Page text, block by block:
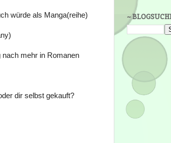
würde als Manga(reihe)
mehr in Romanen
dir selbst gekauft?
~